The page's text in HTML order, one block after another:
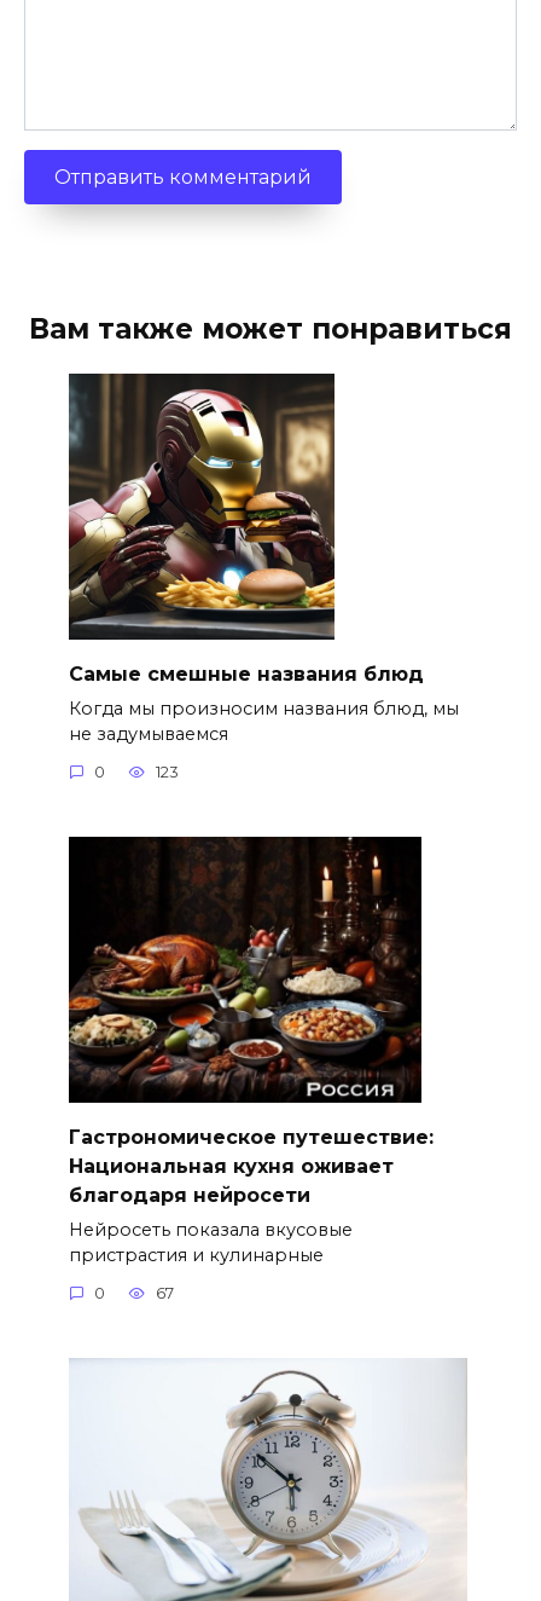
Вам также может понравиться
Самые смешные названия блюд
Когда мы произносим названия блюд, мы
не задумываемся
0 123
Гастрономическое путешествие:
Национальная кухня оживает
благодаря нейросети
Нейросеть показала вкусовые
пристрастия и кулинарные
0 67